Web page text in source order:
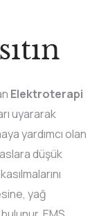
Elektroterapi
uyararak
yardımcı olan
düşük
yağ